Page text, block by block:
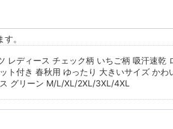
。
レディース チェック柄 いちご柄 吸汗速乾
ト付き 春秋用 ゆったり 大きいサイズ かわ
グリーン M/L/XL/2XL/3XL/4XL